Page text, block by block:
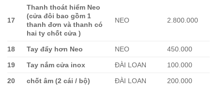
17
Thanh thoát hiểm Neo
(cửa đôi bao gồm 1
thanh đơn và thanh có
hai ty chốt cửa )
NEO 2.800.000
18 Tay đẩy hơn Neo NEO 450.000
19 Tay nắm cửa inox ĐÀI LOAN 100.000
20 chốt âm (2 cái / bộ) ĐÀI LOAN 200.000